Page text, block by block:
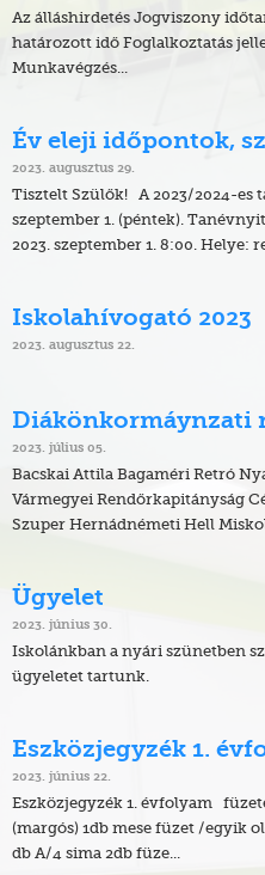
Az álláshirdetés Jogviszony
határozott idő Foglalkoztatás
Munkavégzés...
Év eleji időpontok,
2023. augusztus 29.
Tisztelt Szülők! A 2023/2024-es
szeptember 1. (péntek).
2023. szeptember 1. 8:00. Helye:
Iskolahívogató 2023
2023. augusztus 22.
Diákönkormáynzati
2023. július 05.
Bacskai Attila Bagaméri Retró
Vármegyei Rendőrkapitányság
Szuper Hernádnémeti Hell
Ügyelet
2023. június 30.
Iskolánkban a nyári szünetben
ügyeletet tartunk.
Eszközjegyzék 1.
2023. június 22.
Eszközjegyzék 1. évfolyam
(margós) 1db mese füzet /egyik
db A/4 sima 2db füze...